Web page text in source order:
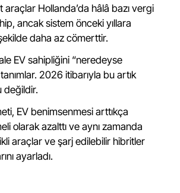
araçlar Hollanda’da hâlâ bazı vergi
ancak sistem önceki yıllara
daha az cömerttir.
EV sahipliğini “neredeyse
2026 itibarıyla bu artık
değildir.
EV benimsenmesi arttıkça
olarak azalttı ve aynı zamanda
araçlar ve şarj edilebilir hibritler
ayarladı.